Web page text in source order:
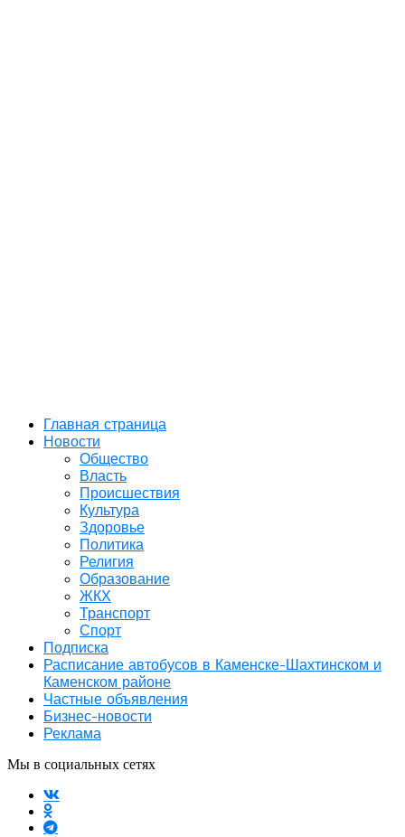
Главная страница
Новости
Общество
Власть
Происшествия
Культура
Здоровье
Политика
Религия
Образование
ЖКХ
Транспорт
Спорт
Подписка
Расписание автобусов в Каменске-Шахтинском и
Каменском районе
Частные объявления
Бизнес-новости
Реклама
Мы в социальных сетях